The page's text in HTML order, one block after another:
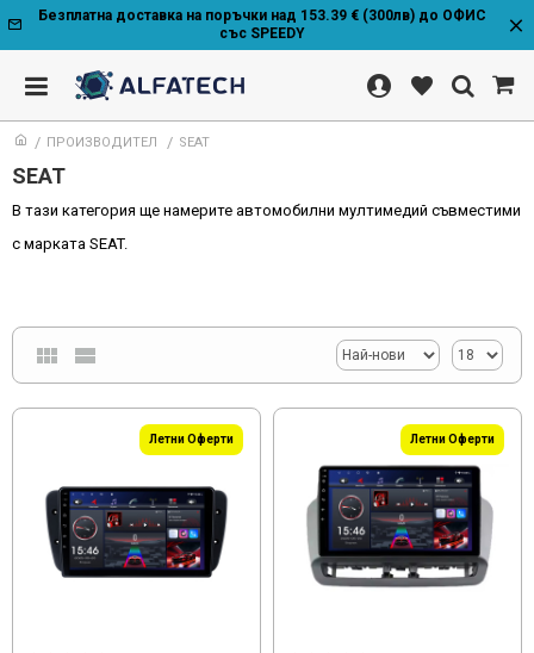
Безплатна доставка на поръчки над 153.39 € (300лв) до ОФИС
със SPEEDY
ПРОИЗВОДИТЕЛ SEAT
SEAT
В тази категория ще намерите автомобилни мултимедий съвместими
с марката SEAT.
Летни Оферти Летни Оферти